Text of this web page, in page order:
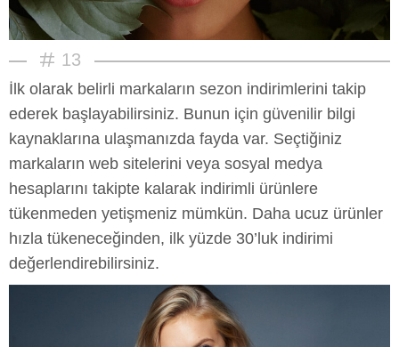
13
İlk olarak belirli markaların sezon indirimlerini takip
ederek başlayabilirsiniz. Bunun için güvenilir bilgi
kaynaklarına ulaşmanızda fayda var. Seçtiğiniz
markaların web sitelerini veya sosyal medya
hesaplarını takipte kalarak indirimli ürünlere
tükenmeden yetişmeniz mümkün. Daha ucuz ürünler
hızla tükeneceğinden, ilk yüzde 30’luk indirimi
değerlendirebilirsiniz.